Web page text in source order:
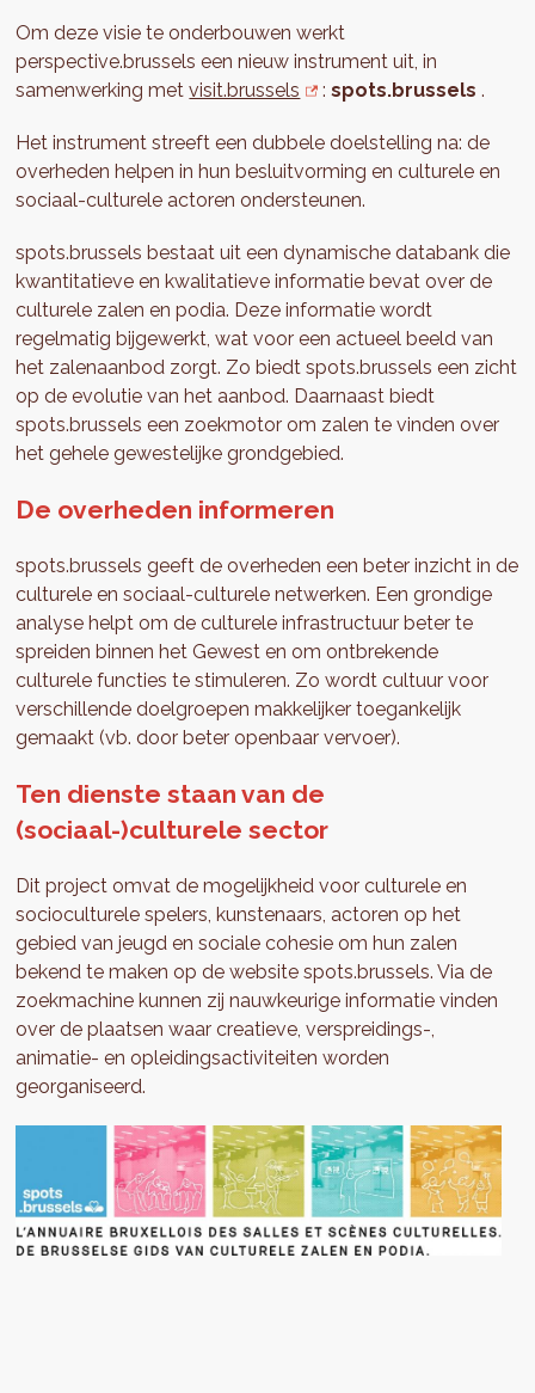
Om deze visie te onderbouwen werkt
perspective.brussels een nieuw instrument uit, in
samenwerking metvisit.brussels :spots.brussels.
Het instrument streeft een dubbele doelstelling na: de
overheden helpen in hun besluitvorming en culturele en
sociaal-culturele actoren ondersteunen.
spots.brussels bestaat uit een dynamische databank die
kwantitatieve en kwalitatieve informatie bevat over de
culturele zalen en podia. Deze informatie wordt
regelmatig bijgewerkt, wat voor een actueel beeld van
het zalenaanbod zorgt. Zo biedt spots.brussels een zicht
op de evolutie van het aanbod. Daarnaast biedt
spots.brussels een zoekmotor om zalen te vinden over
het gehele gewestelijke grondgebied.
De overheden informeren
spots.brussels geeft de overheden een beter inzicht in de
culturele en sociaal-culturele netwerken. Een grondige
analyse helpt om de culturele infrastructuur beter te
spreiden binnen het Gewest en om ontbrekende
culturele functies te stimuleren. Zo wordt cultuur voor
verschillende doelgroepen makkelijker toegankelijk
gemaakt (vb. door beter openbaar vervoer).
Ten dienste staan van de
(sociaal-)culturele sector
Dit project omvat de mogelijkheid voor culturele en
socioculturele spelers, kunstenaars, actoren op het
gebied van jeugd en sociale cohesie om hun zalen
bekend te maken op de website spots.brussels. Via de
zoekmachine kunnen zij nauwkeurige informatie vinden
over de plaatsen waar creatieve, verspreidings-,
animatie- en opleidingsactiviteiten worden
georganiseerd.